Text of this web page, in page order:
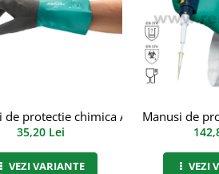
III, art.C383 (37-675)
de protectie chimica Alphatec
35,20 Lei
VEZI VARIANTE
Manusi de
VEZI